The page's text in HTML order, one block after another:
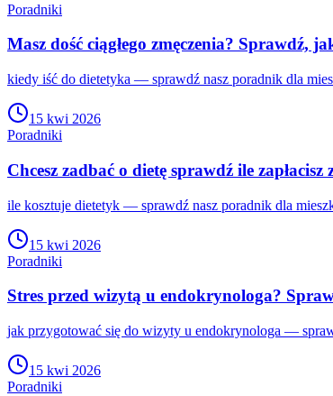
Poradniki
Masz dość ciągłego zmęczenia? Sprawdź,
kiedy iść do dietetyka — sprawdź nasz poradnik dla
15 kwi 2026
Poradniki
Chcesz zadbać o dietę sprawdź ile
ile kosztuje dietetyk — sprawdź nasz poradnik dla
15 kwi 2026
Poradniki
Stres przed wizytą u endokrynologa?
jak przygotować się do wizyty u endokrynologa —
15 kwi 2026
Poradniki